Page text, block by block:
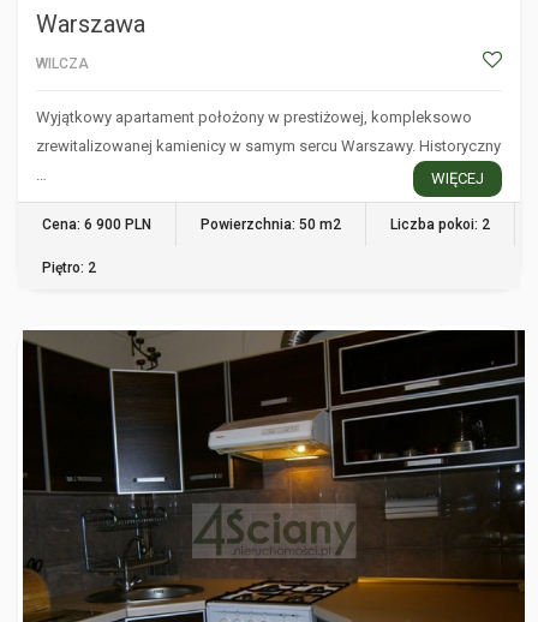
Warszawa
WILCZA
Wyjątkowy apartament położony w prestiżowej, kompleksowo
zrewitalizowanej kamienicy w samym sercu Warszawy. Historyczny
WIĘCEJ
Cena: 6 900 PLN Powierzchnia: 50 m2 Liczba pokoi: 2
Piętro: 2
WARSZAWA